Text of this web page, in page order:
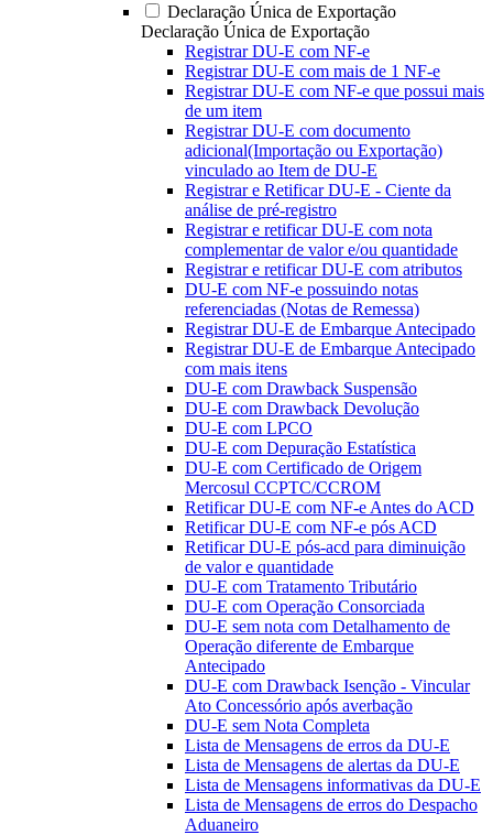
Declaração Única de Exportação
Declaração Única de Exportação
Registrar DU-E com NF-e
Registrar DU-E com mais de 1 NF-e
Registrar DU-E com NF-e que possui mais
de um item
Registrar DU-E com documento
adicional(Importação ou Exportação)
vinculado ao Item de DU-E
Registrar e Retificar DU-E - Ciente da
análise de pré-registro
Registrar e retificar DU-E com nota
complementar de valor e/ou quantidade
Registrar e retificar DU-E com atributos
DU-E com NF-e possuindo notas
referenciadas (Notas de Remessa)
Registrar DU-E de Embarque Antecipado
Registrar DU-E de Embarque Antecipado
com mais itens
DU-E com Drawback Suspensão
DU-E com Drawback Devolução
DU-E com LPCO
DU-E com Depuração Estatística
DU-E com Certificado de Origem
Mercosul CCPTC/CCROM
Retificar DU-E com NF-e Antes do ACD
Retificar DU-E com NF-e pós ACD
Retificar DU-E pós-acd para diminuição
de valor e quantidade
DU-E com Tratamento Tributário
DU-E com Operação Consorciada
DU-E sem nota com Detalhamento de
Operação diferente de Embarque
Antecipado
DU-E com Drawback Isenção - Vincular
Ato Concessório após averbação
DU-E sem Nota Completa
Lista de Mensagens de erros da DU-E
Lista de Mensagens de alertas da DU-E
Lista de Mensagens informativas da DU-E
Lista de Mensagens de erros do Despacho
Aduaneiro